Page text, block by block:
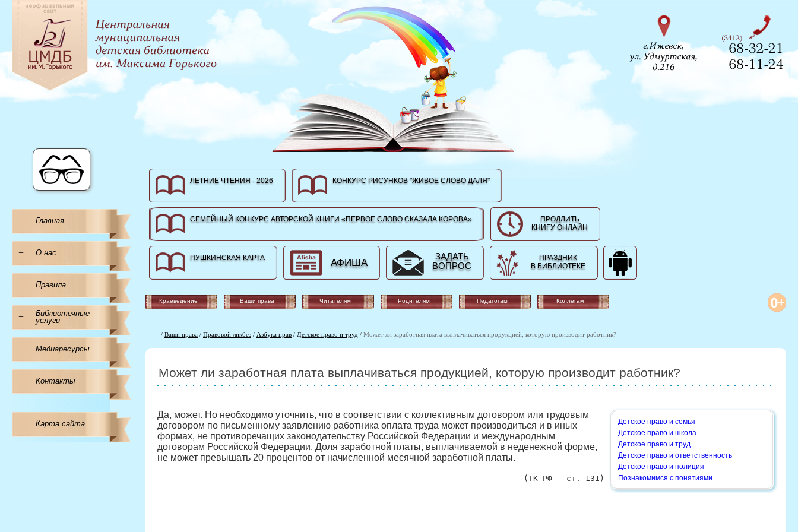
Главная
+ О нас
Правила
+
Библиотечные
услуги
Медиаресурсы
Контакты
Карта сайта
ЛЕТНИЕ ЧТЕНИЯ - 2026 КОНКУРС РИСУНКОВ "ЖИВОЕ СЛОВО ДАЛЯ"
СЕМЕЙНЫЙ КОНКУРС АВТОРСКОЙ КНИГИ «ПЕРВОЕ СЛОВО СКАЗАЛА КОРОВА»
ПРОДЛИТЬ
КНИГУ ОНЛАЙН
ПУШКИНСКАЯ КАРТА АФИША
ЗАДАТЬ
ВОПРОС
ПРАЗДНИК
В БИБЛИОТЕКЕ
Краеведение Ваши права Читателям Родителям Педагогам Коллегам
/ Ваши права / Правовой ликбез / Азбука прав / Детское право и труд / Может ли заработная плата выплачиваться продукцией, которую производит работник?
Может ли заработная плата выплачиваться продукцией, которую производит работник?
Детское право и семья
Детское право и школа
Детское право и труд
Детское право и ответственность
Детское право и полиция
Познакомимся с понятиями
Да, может. Но необходимо уточнить, что в соответствии с коллективным договором или трудовым
договором по письменному заявлению работника оплата труда может производиться и в иных
формах, не противоречащих законодательству Российской Федерации и международным
договорам Российской Федерации. Доля заработной платы, выплачиваемой в неденежной форме,
не может превышать 20 процентов от начисленной месячной заработной платы.
(ТК РФ — ст. 131)